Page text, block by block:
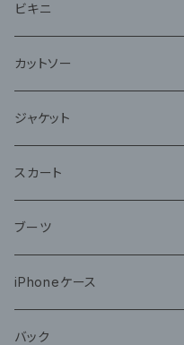
ビキニ
カットソー
ジャケット
スカート
ブーツ
iPhoneケース
バック